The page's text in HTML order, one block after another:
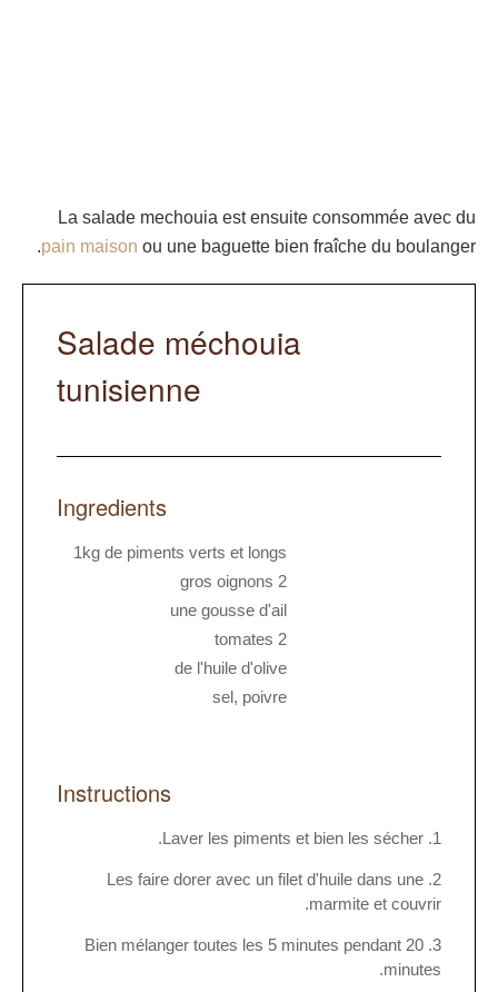
La salade mechouia est ensuite consommée avec du
pain maison ou une baguette bien fraîche du boulanger.
Salade méchouia
tunisienne
Ingredients
1kg de piments verts et longs
2 gros oignons
une gousse d'ail
2 tomates
de l'huile d'olive
sel, poivre
Instructions
Laver les piments et bien les sécher.
Les faire dorer avec un filet d'huile dans une
marmite et couvrir.
Bien mélanger toutes les 5 minutes pendant 20
minutes.